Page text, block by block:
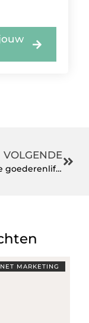
VOLGENDE
Industriële goederenlift of flexibele autolift wat levert jouw keuze echt op
MARKETING